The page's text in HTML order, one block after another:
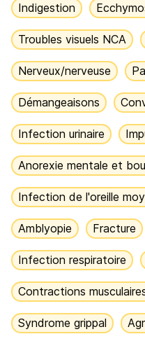
Indigestion
Troubles visuels NCA
Nerveux/nerveuse
Démangeaisons
Infection urinaire
Anorexie mentale et
Infection de l'oreille
Amblyopie Fracture
Infection respiratoire
Contractions
Syndrome grippal